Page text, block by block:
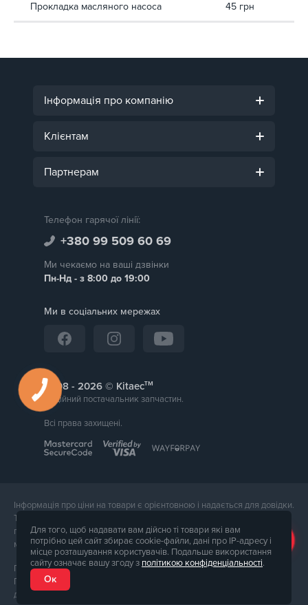
Прокладка масляного насоса 45 грн
Інформація про компанію
Клієнтам
Партнерам
Телефон гарячої лінії:
+380 99 509 60 69
Ми чекаємо на ваші дзвінки
Пн-Нд - з 8:00 до 19:00
Ми в соціальних мережах
2008 - © Kitaecтм
Надійний постачальник запчастин.
Всі права захищені.
Інформація про ціни на товари є орієнтовною і надається для довідки.
Точна вартість товару буде названа менеджером магазину при
підтвердження замовлення. Зовнішній вигляд і комплектація товару
може відрізнятися від його фотографії.
Послуги надає ФОП Тюпа Петро Павлович, ІПН 2770105454.
Політика конфіденційності доступна за
доступна за
Для того, щоб надавати вам дійсно ті товари які вам
потрібно цей сайт збирає cookie-файли, дані про IP-адресу і
місце розташування користувачів. Подальше використання
сайту означає вашу згоду з політикою конфіденціальності.
Ок